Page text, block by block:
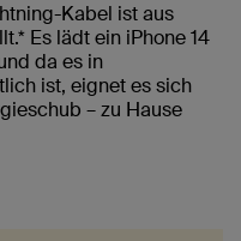
Kabel ist aus
Es lädt ein iPhone 14
da es in
ist, eignet es sich
– zu Hause